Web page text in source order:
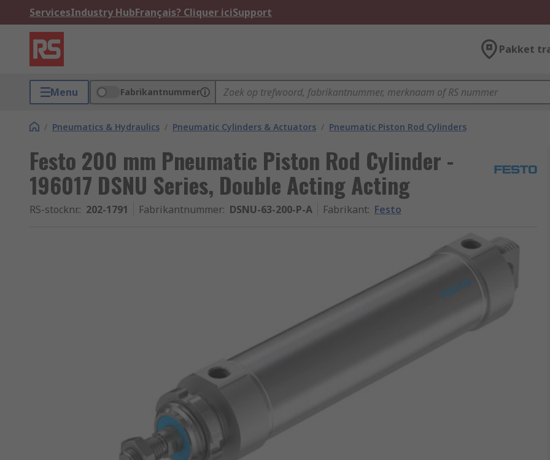
ServicesIndustry HubFrançais? Cliquer iciSupport
Pakket
Menu Fabrikantnummer
/ Pneumatics & Hydraulics / Pneumatic Cylinders & Actuators / Pneumatic Piston Rod Cylinders
Festo 200 mm Pneumatic Piston Rod Cylinder -
196017 DSNU Series, Double Acting Acting
RS-stocknr.: 202-1791 Fabrikantnummer: DSNU-63-200-P-A Fabrikant: Festo